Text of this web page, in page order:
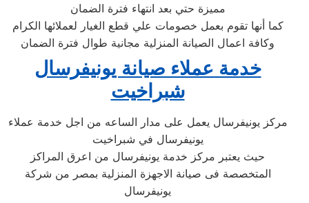
مميزة حتي بعد انتهاء فترة الضمان
كما أنها تقوم بعمل خصومات علي قطع الغيار لعملائها الكرام
وكافة اعمال الصيانة المنزلية مجانية طوال فترة الضمان
خدمة عملاء صيانة يونيفرسال
شبراخيت
مركز يونيفرسال يعمل على مدار الساعه من اجل خدمة عملاء
يونيفرسال في شبراخيت
حيث يعتبر مركز خدمة يونيفرسال من اعرق المراكز
المتخصصة فى صيانة الاجهزة المنزلية بمصر من شركة
يونيفرسال